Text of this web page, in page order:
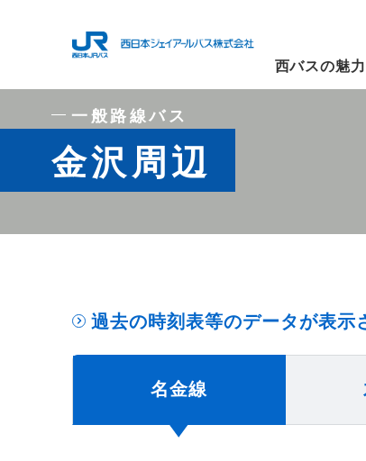
西バスの魅力
一般路線バス
金沢周辺
過去の時刻表等のデータが表示
名金線